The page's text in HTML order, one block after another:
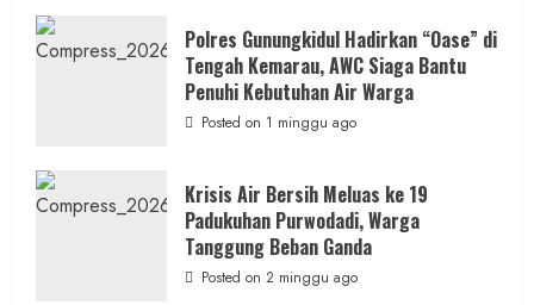
Penipuan
Masuk
RSUD
Wonosari
Seret
Polres Gunungkidul Hadirkan “Oase” di
Tengah Kemarau, AWC Siaga Bantu
Penuhi Kebutuhan Air Warga
Posted on 1 minggu ago
Krisis Air Bersih Meluas ke 19
Padukuhan Purwodadi, Warga
Tanggung Beban Ganda
Posted on 2 minggu ago